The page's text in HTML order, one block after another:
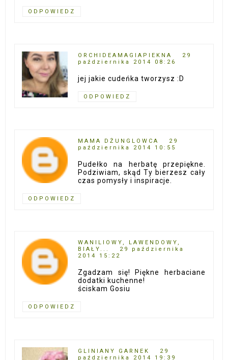
ODPOWIEDZ
ORCHIDEAMAGIAPIEKNA
29
października 2014 08:26
jej jakie cudeńka tworzysz :D
ODPOWIEDZ
MAMA DŻUNGLOWCA
29
października 2014 10:55
Pudełko na herbatę przepiękne.
Podziwiam, skąd Ty bierzesz cały
czas pomysły i inspiracje.
ODPOWIEDZ
WANILIOWY, LAWENDOWY,
BIAŁY...
29 października
2014 15:22
Zgadzam się! Piękne herbaciane
dodatki kuchenne!
ściskam Gosiu
ODPOWIEDZ
GLINIANY GARNEK
29
października 2014 19:39